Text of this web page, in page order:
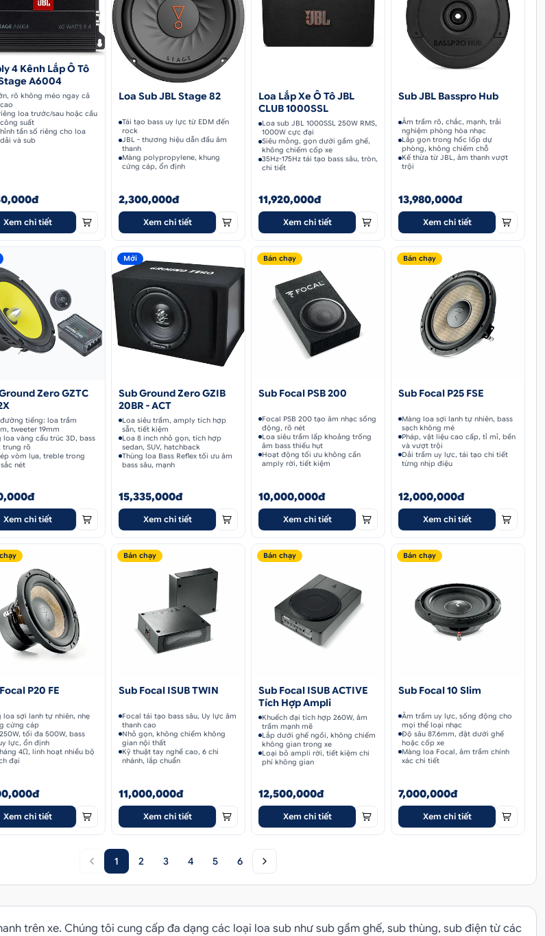
4 Kênh Lắp Ô Tô
A6004
rõ không méo ngay cả
loa trước/sau hoặc cầu
suất
tần số riêng cho loa
và sub
Xem chi tiết
Loa Sub JBL Stage 82
Tái tạo bass uy lực từ EDM đến
rock
JBL - thương hiệu dẫn đầu âm
thanh
Màng polypropylene, khung
cứng cáp, ổn định
2,300,000đ
Xem chi tiết
Loa Lắp Xe Ô Tô JBL
CLUB 1000SSL
Loa sub JBL 1000SSL 250W RMS,
1000W cực đại
Siêu mỏng, gọn dưới gầm ghế,
không chiếm cốp xe
35Hz-175Hz tái tạo bass sâu, tròn,
chi tiết
11,920,000đ
Xem chi tiết
Sub JBL Basspro Hub
Âm trầm rõ, chắc, mạnh, trải
nghiệm phòng hòa nhạc
Lắp gọn trong hốc lốp dự
phòng, không chiếm chỗ
Kế thừa từ JBL, âm thanh vượt
trội
13,980,000đ
Xem chi tiết
Zero GZTC
đường tiếng: loa trầm
tweeter 19mm
loa vàng cấu trúc 3D, bass
trung rõ
vòm lụa, treble trong
nét
Xem chi tiết
Mới
Sub Ground Zero GZIB
20BR - ACT
Loa siêu trầm, amply tích hợp
sẵn, tiết kiệm
Loa 8 inch nhỏ gọn, tích hợp
sedan, SUV, hatchback
Thùng loa Bass Reflex tối ưu âm
bass sâu, mạnh
15,335,000đ
Xem chi tiết
Bán chạy
Sub Focal PSB 200
Focal PSB 200 tạo âm nhạc sống
động, rõ nét
Loa siêu trầm lấp khoảng trống
âm bass thiếu hụt
Hoạt động tối ưu không cần
amply rời, tiết kiệm
10,000,000đ
Xem chi tiết
Bán chạy
Sub Focal P25 FSE
Màng loa sợi lanh tự nhiên, bass
sạch không mé
Pháp, vật liệu cao cấp, tỉ mỉ, bền
và vượt trội
Dải trầm uy lực, tái tạo chi tiết
từng nhịp điệu
12,000,000đ
Xem chi tiết
P20 FE
loa sợi lanh tự nhiên, nhẹ
cứng cáp
tối đa 500W, bass
lực, ổn định
4Ω, linh hoạt nhiều bộ
đại
Xem chi tiết
Bán chạy
Sub Focal ISUB TWIN
Focal tái tạo bass sâu, Uy lực âm
thanh cao
Nhỏ gọn, không chiếm không
gian nội thất
Kỹ thuật tay nghề cao, 6 chi
nhánh, lắp chuẩn
11,000,000đ
Xem chi tiết
Bán chạy
Sub Focal ISUB ACTIVE
Tích Hợp Ampli
Khuếch đại tích hợp 260W, âm
trầm mạnh mẽ
Lắp dưới ghế ngồi, không chiếm
không gian trong xe
Loại bỏ ampli rời, tiết kiệm chi
phí không gian
12,500,000đ
Xem chi tiết
Bán chạy
Sub Focal 10 Slim
Âm trầm uy lực, sống động cho
mọi thể loại nhạc
Độ sâu 87.6mm, đặt dưới ghế
hoặc cốp xe
Màng loa Focal, âm trầm chính
xác chi tiết
7,000,000đ
Xem chi tiết
1 2 3 4 5 6
trên xe. Chúng tôi cung cấp đa dạng các loại loa sub như sub gầm ghế, sub thùng, sub điện từ các